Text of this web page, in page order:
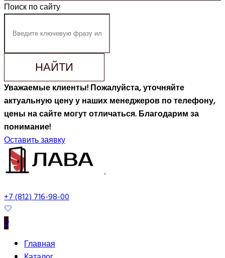
Поиск по сайту
НАЙТИ
Уважаемые клиенты! Пожалуйста, уточняйте
актуальную цену у наших менеджеров по телефону,
цены на сайте могут отличаться. Благодарим за
понимание!
Оставить заявку
+7 (812) 716-98-00
0
Главная